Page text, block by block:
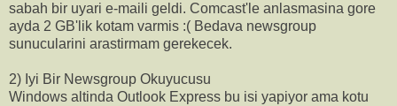
sabah bir uyari e-maili geldi. Comcast'le anlasmasina gore
ayda 2 GB'lik kotam varmis :( Bedava newsgroup
sunucularini arastirmam gerekecek.
2) Iyi Bir Newsgroup Okuyucusu
Windows altinda Outlook Express bu isi yapiyor ama kotu